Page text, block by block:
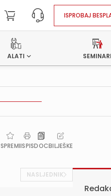
ISPROBAJ
ALATI SEMINARI
SPREMIISPISDOCBILJEŠKE
NASLJEDNIK